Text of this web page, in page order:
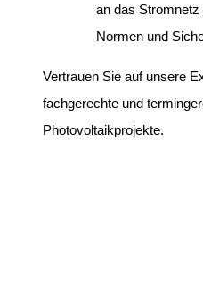
an das
Normen und
Vertrauen Sie auf unsere
fachgerechte und
Photovoltaikprojekte.